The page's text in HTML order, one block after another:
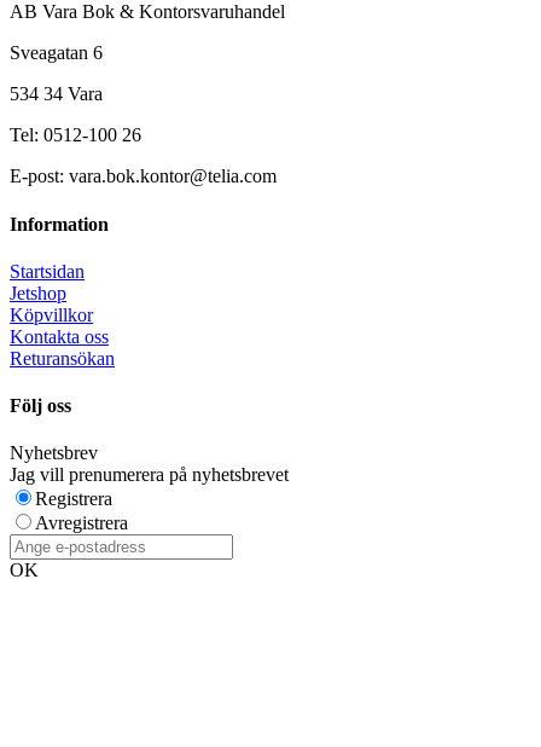
AB Vara Bok & Kontorsvaruhandel
Sveagatan 6
534 34 Vara
Tel: 0512-100 26
E-post: vara.bok.kontor@telia.com
Information
Startsidan
Jetshop
Köpvillkor
Kontakta oss
Returansökan
Följ oss
Nyhetsbrev
Jag vill prenumerera på nyhetsbrevet
Registrera
Avregistrera
OK